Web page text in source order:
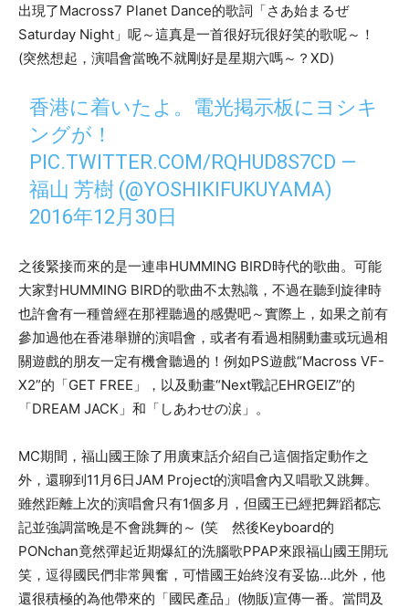
出現了Macross7 Planet Dance的歌詞「さあ始まるぜ
Saturday Night 」呢～這真是一首很好玩很好笑的歌呢～！
(突然想起，演唱會當晚不就剛好是星期六嗎～？ XD)
香港に着いたよ。電光掲示板にヨシキ
ングが！
PIC.TWITTER.COM/RQHUD8S7CD —
福山 芳樹 (@YOSHIKIFUKUYAMA)
2016年12月30日
之後緊接而來的是一連串HUMMING BIRD時代的歌曲。可能
大家對HUMMING BIRD的歌曲不太熟識，不過在聽到旋律時
也許會有一種曾經在那裡聽過的感覺吧～實際上，如果之前有
參加過他在香港舉辦的演唱會，或者有看過相關動畫或玩過相
關遊戲的朋友一定有機會聽過的！例如PS遊戲“Macross VF-
X2”的「GET FREE 」，以及動畫“Next戰記EHRGEIZ”的
「DREAM JACK 」和「しあわせの涙」。
MC期間，福山國王除了用廣東話介紹自己這個指定動作之
外，還聊到11 月 6日JAM Project的演唱會內又唱歌又跳舞。
雖然距離上次的演唱會只有1個多月，但國王已經把舞蹈都忘
記並強調當晚是不會跳舞的～ (笑 然後Keyboard的
PONchan竟然彈起近期爆紅的洗腦歌PPAP來跟福山國王開玩
笑，逗得國民們非常興奮，可惜國王始終沒有妥協…此外，他
還很積極的為他帶來的「國民產品 」 (物販)宣傳一番。 當問及